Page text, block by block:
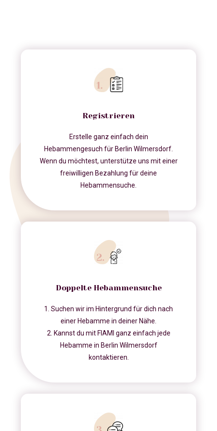
Registrieren
Erstelle ganz einfach dein
Hebammengesuch für Berlin Wilmersdorf.
Wenn du möchtest, unterstütze uns mit einer
freiwilligen Bezahlung für deine
Hebammensuche.
Doppelte Hebammensuche
1. Suchen wir im Hintergrund für dich nach
einer Hebamme in deiner Nähe.
2. Kannst du mit FIAMI ganz einfach jede
Hebamme in Berlin Wilmersdorf
kontaktieren.